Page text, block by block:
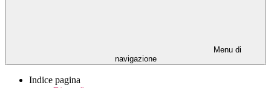
Menu di
navigazione
Indice pagina